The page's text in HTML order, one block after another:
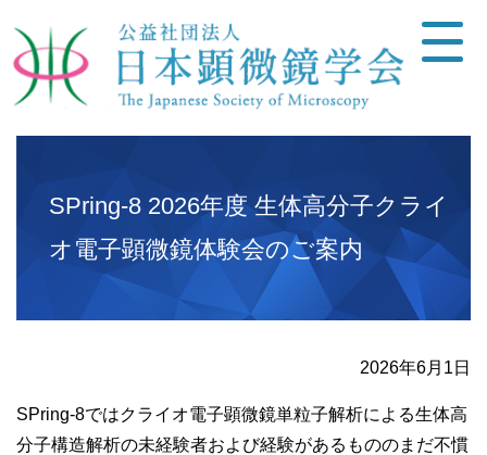
SPring-8 2026年度 生体高分子クライ
オ電子顕微鏡体験会のご案内
2026年6月1日
SPring-8ではクライオ電子顕微鏡単粒子解析による生体高
分子構造解析の未経験者および経験があるもののまだ不慣